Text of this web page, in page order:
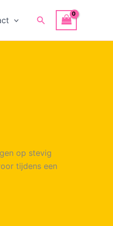
Zoeken
op stevig
tijdens een